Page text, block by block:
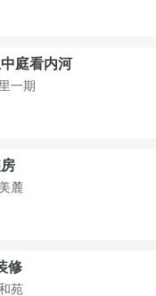
庭看内河
一期
麓
修
苑